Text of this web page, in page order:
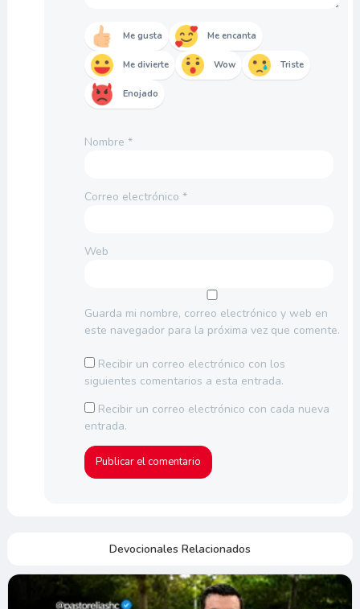
Me gusta Me encanta
Me divierte Wow Triste
Enojado
Nombre *
Correo electrónico *
Web
Guarda mi nombre, correo electrónico y web en
este navegador para la próxima vez que comente.
Recibir un correo electrónico con los
siguientes comentarios a esta entrada.
Recibir un correo electrónico con cada nueva
entrada.
Devocionales Relacionados